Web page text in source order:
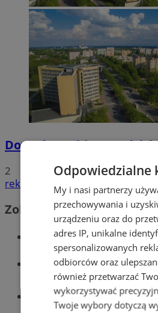
Dowody osobiste z
2
reklama
Zobacz również
Wiadomości
Wiadomości lokalne
Części
Odpowiedzialne
My i nasi partnerzy
przechowywania i
urządzeniu oraz do
adres IP, unikalne
spersonalizowanych
odbiorców oraz
również przetwarzać
wykorzystywać
Twoje wybory dotyczą